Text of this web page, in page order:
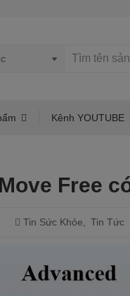
Kênh YOUTUBE
Free
Tin Sức Khỏe Tin Tức